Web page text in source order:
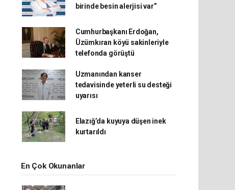
birinde besin alerjisi var”
Cumhurbaşkanı Erdoğan,
Üzümkıran köyü sakinleriyle
telefonda görüştü
Uzmanından kanser
tedavisinde yeterli su desteği
uyarısı
Elazığ’da kuyuya düşen inek
kurtarıldı
En Çok Okunanlar